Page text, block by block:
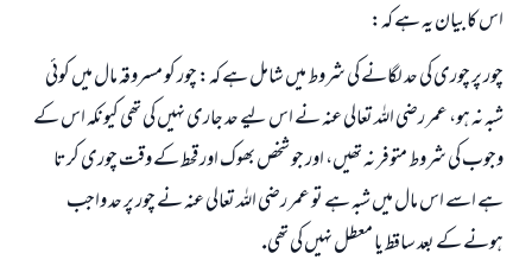
اس كا بيان يہ ہے كہ:
چور پر چورى كى حد لگانے كى شروط ميں شامل ہے كہ: چور كو مسروقہ مال ميں كوئى
شبہ نہ ہو، عمر رضى اللہ تعالى عنہ نے اس ليے حد جارى نہيں كى تھى كيونكہ اس كے
وجوب كى شروط متوفر نہ تھيں، اور جو شخص بھوك اور قحط كے وقت چورى كرتا
ہے اسے اس مال ميں شبہ ہے تو عمر رضى اللہ تعالى عنہ نے چور پر حد واجب
ہونے كے بعد ساقط يا معطل نہيں كى تھى.